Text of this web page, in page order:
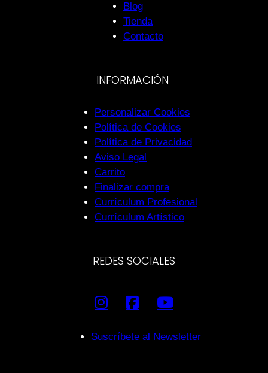
Blog
Tienda
Contacto
INFORMACIÓN
Personalizar Cookies
Política de Cookies
Política de Privacidad
Aviso Legal
Carrito
Finalizar compra
Currículum Profesional
Currículum Artístico
REDES SOCIALES
Suscríbete al Newsletter